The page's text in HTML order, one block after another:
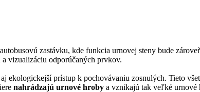
zastávku, kde funkcia urnovej steny bude
vizualizáciu odporúčaných prvkov.
ekologickejší prístup k pochovávaniu zosnulých. Tieto
nahrádzajú urnové hroby a vznikajú tak veľké urnové